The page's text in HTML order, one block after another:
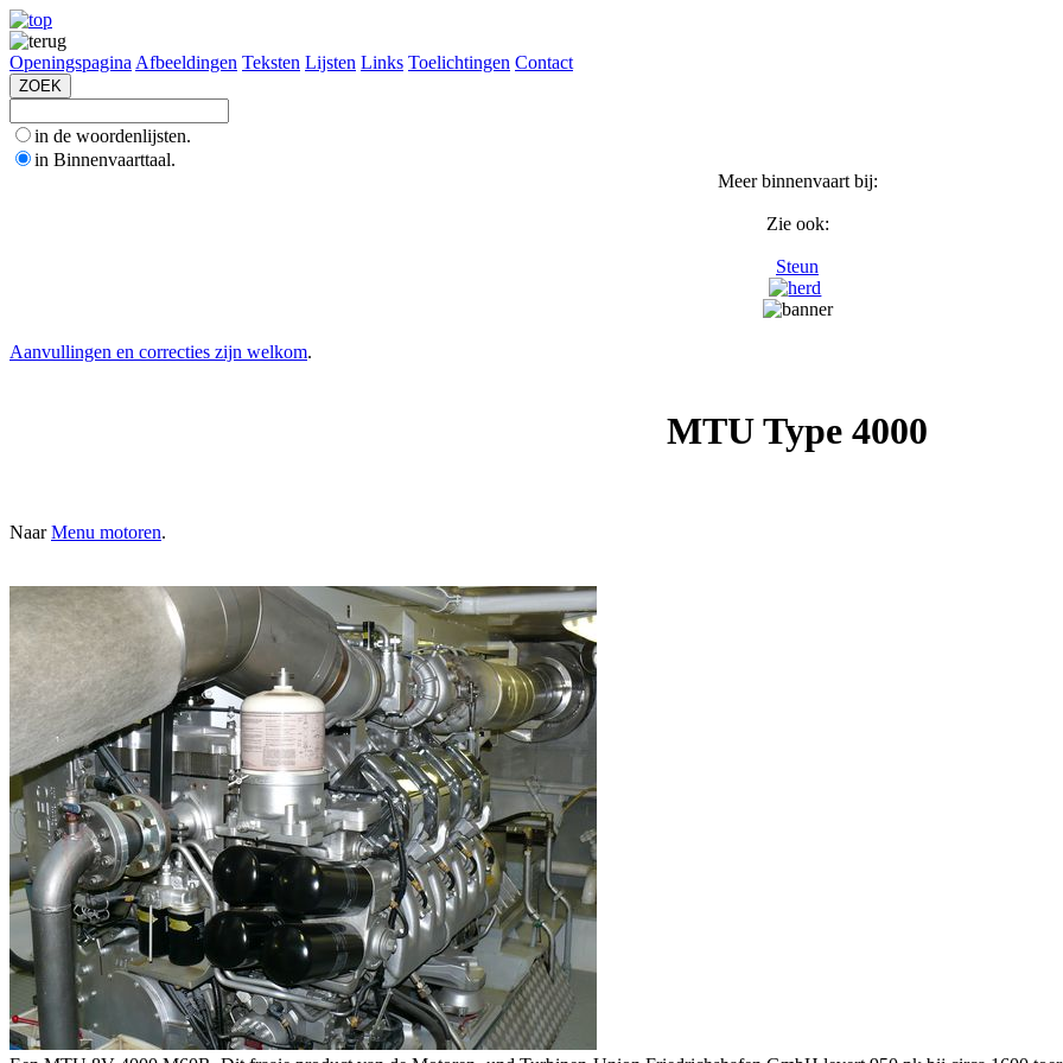
Openingspagina Afbeeldingen Teksten Lijsten Links Toelichtingen Contact
in de woordenlijsten.
in Binnenvaarttaal.
Meer binnenvaart bij:
Zie ook:
Steun
Aanvullingen en correcties zijn welkom.
MTU Type 4000
NaarMenu motoren.